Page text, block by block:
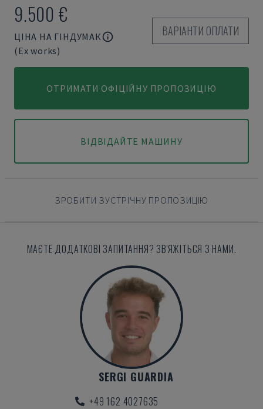
9.500 €
ЦІНА НА ГІНДУМАК
(Ex works)
ВАРІАНТИ ОПЛАТИ
ОТРИМАТИ ОФІЦІЙНУ ПРОПОЗИЦІЮ
ВІДВІДАЙТЕ МАШИНУ
ЗРОБИТИ ЗУСТРІЧНУ ПРОПОЗИЦІЮ
МАЄТЕ ДОДАТКОВІ ЗАПИТАННЯ? ЗВ'ЯЖІТЬСЯ З НАМИ.
SERGI GUARDIA
+49 162 4027635